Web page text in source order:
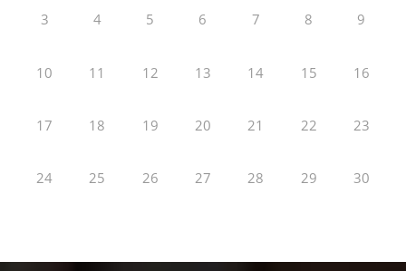
3 4 5 6 7 8 9
10 11 12 13 14 15 16
17 18 19 20 21 22 23
24 25 26 27 28 29 30